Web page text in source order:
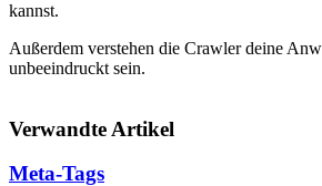
kannst.
Außerdem verstehen die Crawler deine
unbeeindruckt sein.
Verwandte Artikel
Meta-Tags